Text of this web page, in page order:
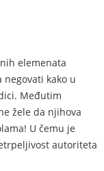
elemenata
kako u
Međutim
žele da njihova
U čemu je
autoriteta